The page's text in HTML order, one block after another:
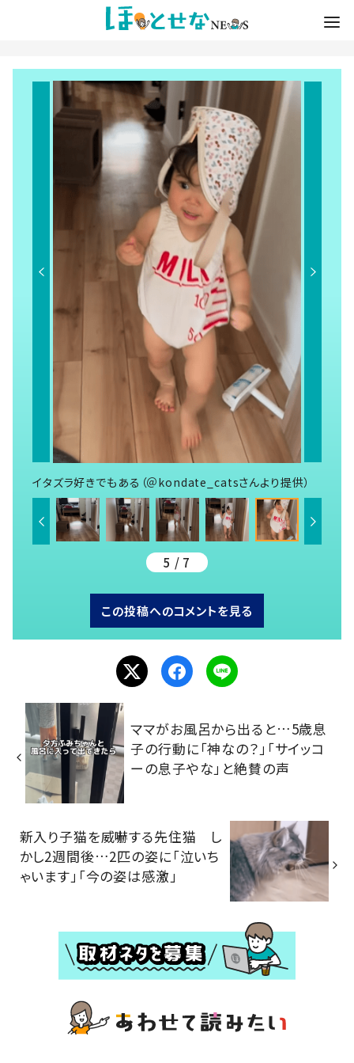
イタズラ好きでもある（＠kondate_catsさんより提供）
5 / 7
この投稿へのコメントを見る
ママがお風呂から出ると…5歳息
子の行動に「神なの？」「サイッコ
ーの息子やな」と絶賛の声
新入り子猫を威嚇する先住猫 し
かし2週間後…2匹の姿に「泣いち
ゃいます」「今の姿は感激」